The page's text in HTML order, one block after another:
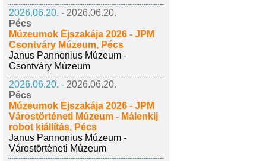
2026.06.20. - 2026.06.20.
Pécs
Múzeumok Éjszakája 2026 - JPM
Csontváry Múzeum, Pécs
Janus Pannonius Múzeum -
Csontváry Múzeum
2026.06.20. - 2026.06.20.
Pécs
Múzeumok Éjszakája 2026 - JPM
Várostörténeti Múzeum - Málenkij
robot kiállítás, Pécs
Janus Pannonius Múzeum -
Várostörténeti Múzeum